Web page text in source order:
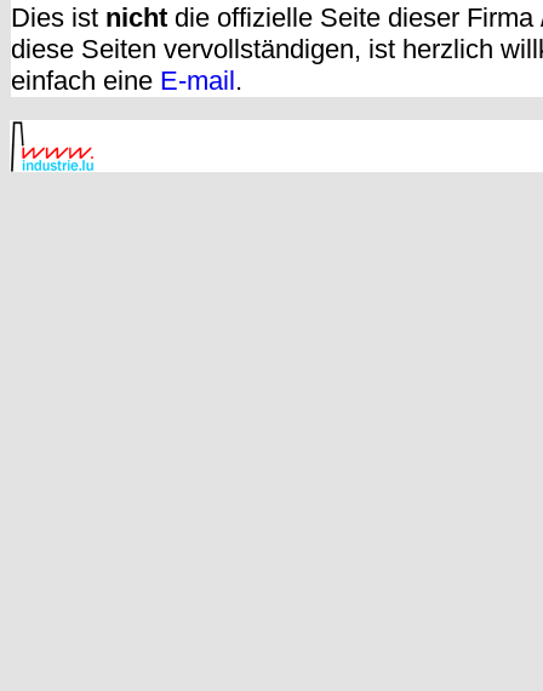
Dies ist nicht die offizielle Seite dieser
diese Seiten vervollständigen, ist herzlich
einfach eine E-mail.